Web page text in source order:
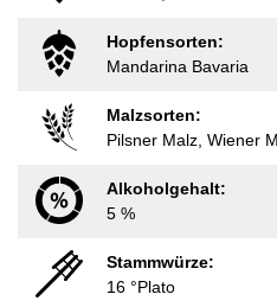
Hopfensorten:
Mandarina Bavaria
Malzsorten:
Pilsner Malz, Wiener
Alkoholgehalt:
5 %
Stammwürze:
16 °Plato